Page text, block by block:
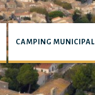
CAMPING MUNICIPAL